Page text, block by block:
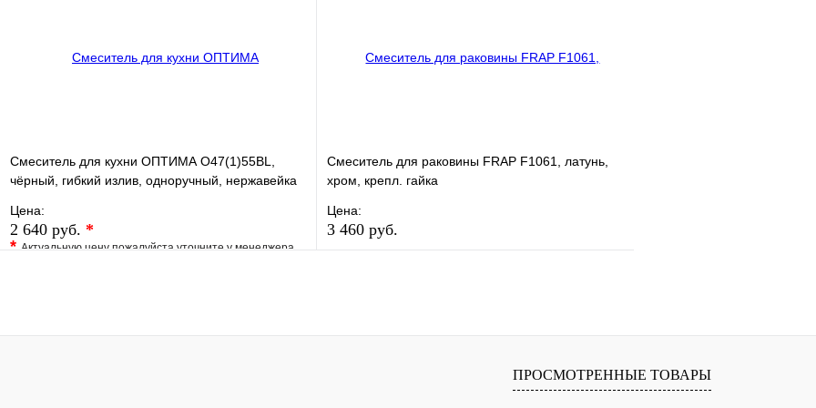
Смеситель для кухни ОПТИМА О47(1)55BL,
чёрный, гибкий излив, одноручный, нержавейка
Цена:
2 640 руб. *
*Актуальную цену пожалуйста уточните у менеджера
Смеситель для раковины FRAP F1061, латунь,
хром, крепл. гайка
Цена:
3 460 руб.
ПРОСМОТРЕННЫЕ ТОВАРЫ